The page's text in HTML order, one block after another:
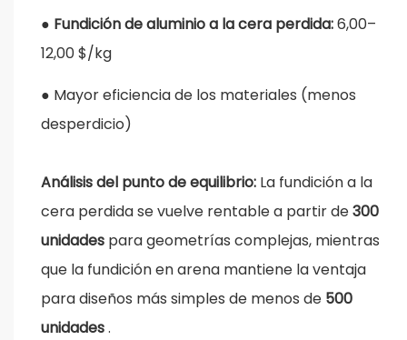
● Fundición de aluminio a la cera perdida:6,00–
12,00 $/kg
● Mayor eficiencia de los materiales (menos
desperdicio)
Análisis del punto de equilibrio: La fundición a la
cera perdida se vuelve rentable a partir de300
unidades para geometrías complejas, mientras
que la fundición en arena mantiene la ventaja
para diseños más simples de menos de 500
unidades.